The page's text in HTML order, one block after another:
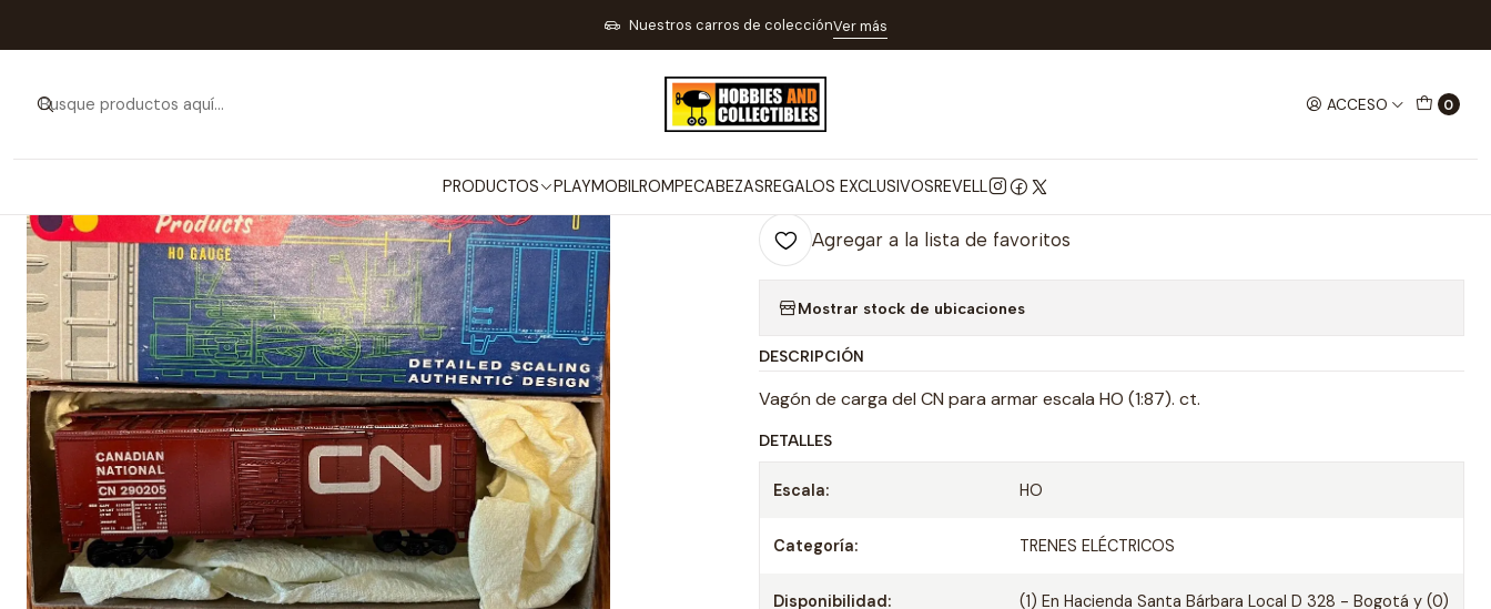
ACCESO 0
PRODUCTOS PLAYMOBILROMPECABEZASREGALOS EXCLUSIVOSREVELL
Nuestros carros de colecciónVer más
VEHÍCULOS Y NAVES A RADIO CONTROL PISTAS Y TRENES ELÉCTRICOS
|
VAGON CARGA 40 - CN HO
Cantidad
Comprar ahora
Agregar a la lista de favoritos
Mostrar stock de ubicaciones
DESCRIPCIÓN
Vagón de carga del CN para armar escala HO (1:87). ct.
DETALLES
Escala: HO
Categoría: TRENES ELÉCTRICOS
Disponibilidad:
(1) En Hacienda Santa Bárbara Local D 328 - Bogotá y (0)